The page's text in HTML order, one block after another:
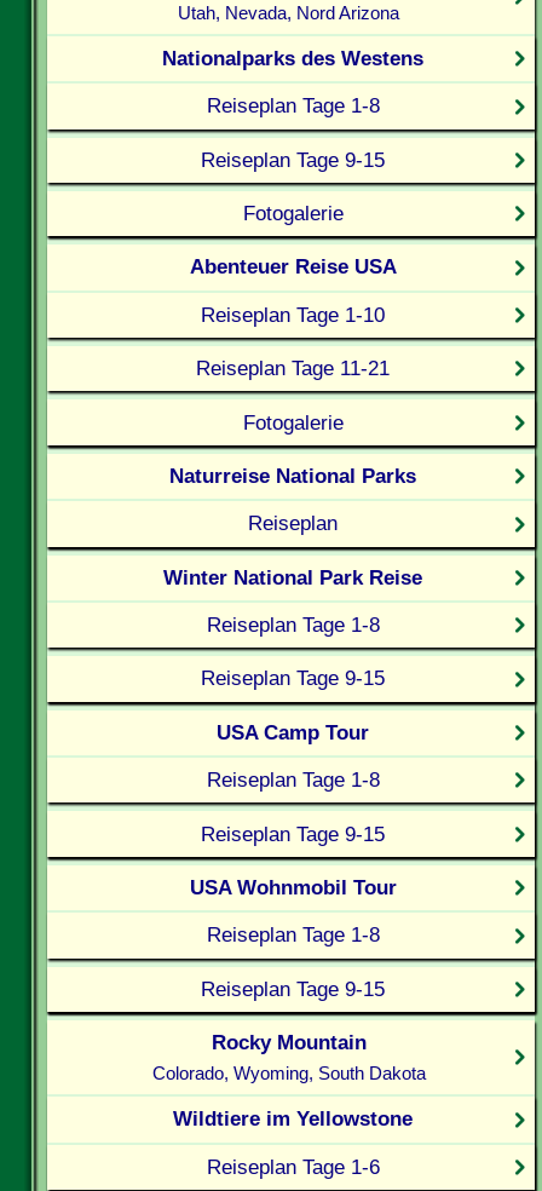
Utah, Nevada, Nord Arizona
Nationalparks des Westens
Reiseplan Tage 1-8
Reiseplan Tage 9-15
Fotogalerie
Abenteuer Reise USA
Reiseplan Tage 1-10
Reiseplan Tage 11-21
Fotogalerie
Naturreise National Parks
Reiseplan
Winter National Park Reise
Reiseplan Tage 1-8
Reiseplan Tage 9-15
USA Camp Tour
Reiseplan Tage 1-8
Reiseplan Tage 9-15
USA Wohnmobil Tour
Reiseplan Tage 1-8
Reiseplan Tage 9-15
Rocky Mountain
Colorado, Wyoming, South Dakota
Wildtiere im Yellowstone
Reiseplan Tage 1-6